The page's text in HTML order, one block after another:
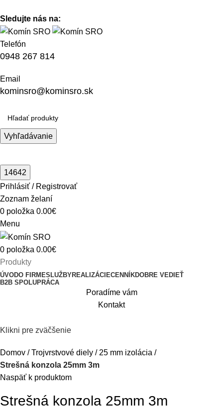
Sledujte nás na:
Telefón
0948 267 814
Email
kominsro@kominsro.sk
Vyhľadávanie
Prihlásiť / Registrovať
Zoznam želaní
0 položka 0.00€
Menu
0 položka 0.00€
Produkty
ÚVODO FIRMESLUŽBYREALIZÁCIECENNÍKDOBRE VEDIEŤ
B2B SPOLUPRÁCA
Poradíme vám
Kontakt
Klikni pre zväčšenie
Domov Trojvrstvové diely
25 mm izolácia
Strešná konzola 25mm 3m
Naspäť k produktom
Strešná konzola 25mm 3m